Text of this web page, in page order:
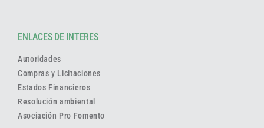
ENLACES DE INTERES
Autoridades
Compras y Licitaciones
Estados Financieros
Resolución ambiental
Asociación Pro Fomento